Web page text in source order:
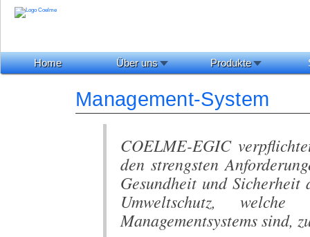
Home Über uns Produkte
Management-System
COELME-EGIC
den strengsten
Gesundheit und
Umweltschutz,
Managementsystems sind,